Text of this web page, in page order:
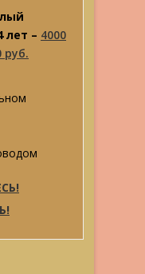
лет – 4000
руб.